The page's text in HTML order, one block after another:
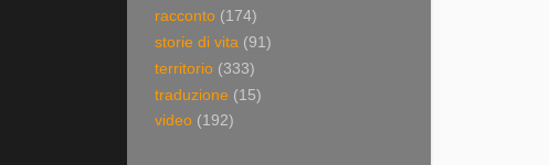
racconto (174)
storie di vita (91)
territorio (333)
traduzione (15)
video (192)